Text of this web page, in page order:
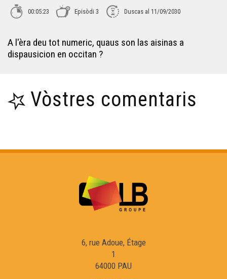
Origina deras luengas - 4 minutas
E coneish, era França, ua crisi demografica ? - 4 minutas
Eths filmes d'animacion - 4 minutas
Eras luengas de Gotland - 4 minutas
00:05:23 Episòdi 3 Duscas al 11/09/2030
A l'èra deu tot numeric, quaus son las aisinas a
dispausicion en occitan ?
Vòstres comentaris
6, rue Adoue, Étage
1
64000 PAU